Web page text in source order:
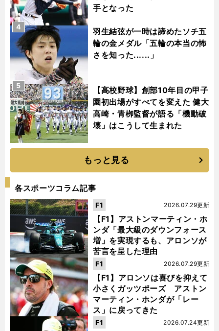
手となった
羽生結弦が一時は諦めたソチ五
輪の金メダル「五輪の本当の怖
さを知った......」
4
【高校野球】創部10年目の甲子
園初出場がすべてを変えた 健大
高崎・青栁監督が語る「機動破
壊」はこうして生まれた
5
もっと見る
各スポーツコラム記事
【F1】アストンマーティン・ホ
ンダ「最大級のダウンフォース
増」を実現するも、アロンソが
苦言を呈した理由
2026.07.29更新
F1
【F1】アロンソは喜びを抑えて
小さくガッツポーズ アストン
マーティン・ホンダが「レー
ス」に戻ってきた
2026.07.29更新
F1
2026.07.24更新
F1